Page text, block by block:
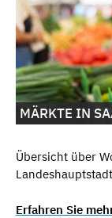
MÄRKTE IN
Übersicht über
Landeshauptstadt
Erfahren Sie